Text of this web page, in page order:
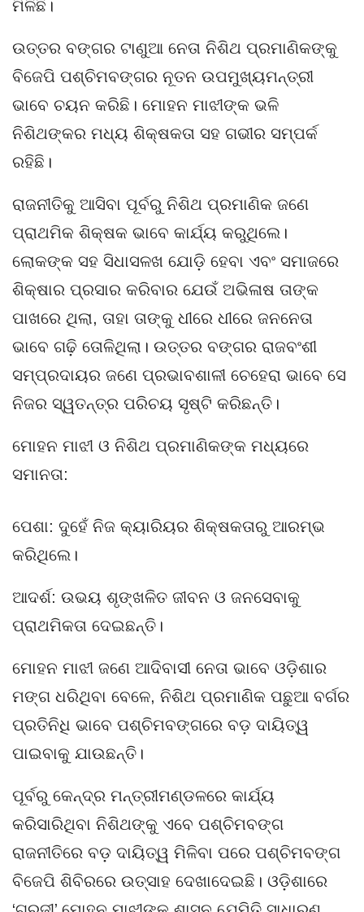
ମିଳିଛି।
ଉତ୍ତର ବଙ୍ଗର ଟାଣୁଆ ନେତା ନିଶିଥ ପ୍ରମାଣିକଙ୍କୁ
ବିଜେପି ପଶ୍ଚିମବଙ୍ଗର ନୂତନ ଉପମୁଖ୍ୟମନ୍ତ୍ରୀ
ଭାବେ ଚୟନ କରିଛି। ମୋହନ ମାଝୀଙ୍କ ଭଳି
ନିଶିଥଙ୍କର ମଧ୍ୟ ଶିକ୍ଷକତା ସହ ଗଭୀର ସମ୍ପର୍କ
ରହିଛି।
ରାଜନୀତିକୁ ଆସିବା ପୂର୍ବରୁ ନିଶିଥ ପ୍ରମାଣିକ ଜଣେ
ପ୍ରାଥମିକ ଶିକ୍ଷକ ଭାବେ କାର୍ଯ୍ୟ କରୁଥିଲେ।
ଲୋକଙ୍କ ସହ ସିଧାସଳଖ ଯୋଡ଼ି ହେବା ଏବଂ ସମାଜରେ
ଶିକ୍ଷାର ପ୍ରସାର କରିବାର ଯେଉଁ ଅଭିଳାଷ ତାଙ୍କ
ପାଖରେ ଥିଲା, ତାହା ତାଙ୍କୁ ଧୀରେ ଧୀରେ ଜନନେତା
ଭାବେ ଗଢ଼ି ତୋଳିଥିଲା। ଉତ୍ତର ବଙ୍ଗର ରାଜବଂଶୀ
ସମ୍ପ୍ରଦାୟର ଜଣେ ପ୍ରଭାବଶାଳୀ ଚେହେରା ଭାବେ ସେ
ନିଜର ସ୍ୱତନ୍ତ୍ର ପରିଚୟ ସୃଷ୍ଟି କରିଛନ୍ତି।
ମୋହନ ମାଝୀ ଓ ନିଶିଥ ପ୍ରମାଣିକଙ୍କ ମଧ୍ୟରେ
ସମାନତା:
ପେଶା: ଦୁହେଁ ନିଜ କ୍ୟାରିୟର ଶିକ୍ଷକତାରୁ ଆରମ୍ଭ
କରିଥିଲେ।
ଆଦର୍ଶ: ଉଭୟ ଶୃଙ୍ଖଳିତ ଜୀବନ ଓ ଜନସେବାକୁ
ପ୍ରାଥମିକତା ଦେଇଛନ୍ତି।
ମୋହନ ମାଝୀ ଜଣେ ଆଦିବାସୀ ନେତା ଭାବେ ଓଡ଼ିଶାର
ମଙ୍ଗ ଧରିଥିବା ବେଳେ, ନିଶିଥ ପ୍ରମାଣିକ ପଛୁଆ ବର୍ଗର
ପ୍ରତିନିଧି ଭାବେ ପଶ୍ଚିମବଙ୍ଗରେ ବଡ଼ ଦାୟିତ୍ୱ
ପାଇବାକୁ ଯାଉଛନ୍ତି।
ପୂର୍ବରୁ କେନ୍ଦ୍ର ମନ୍ତ୍ରୀମଣ୍ଡଳରେ କାର୍ଯ୍ୟ
କରିସାରିଥିବା ନିଶିଥଙ୍କୁ ଏବେ ପଶ୍ଚିମବଙ୍ଗ
ରାଜନୀତିରେ ବଡ଼ ଦାୟିତ୍ୱ ମିଳିବା ପରେ ପଶ୍ଚିମବଙ୍ଗ
ବିଜେପି ଶିବିରରେ ଉତ୍ସାହ ଦେଖାଦେଇଛି। ଓଡ଼ିଶାରେ